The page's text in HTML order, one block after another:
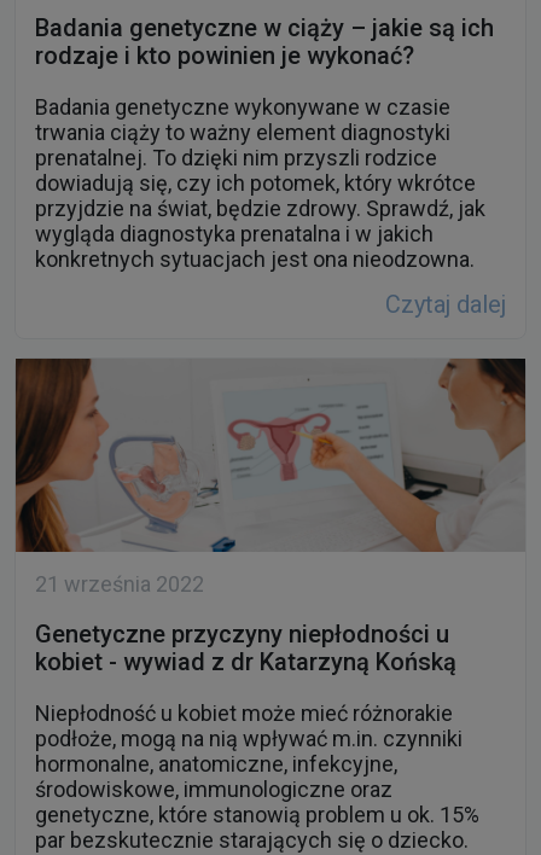
Badania genetyczne w ciąży – jakie są ich
rodzaje i kto powinien je wykonać?
Badania genetyczne wykonywane w czasie
trwania ciąży to ważny element diagnostyki
prenatalnej. To dzięki nim przyszli rodzice
dowiadują się, czy ich potomek, który wkrótce
przyjdzie na świat, będzie zdrowy. Sprawdź, jak
wygląda diagnostyka prenatalna i w jakich
konkretnych sytuacjach jest ona nieodzowna.
Czytaj dalej
21 września 2022
Genetyczne przyczyny niepłodności u
kobiet - wywiad z dr Katarzyną Końską
Niepłodność u kobiet może mieć różnorakie
podłoże, mogą na nią wpływać m.in. czynniki
hormonalne, anatomiczne, infekcyjne,
środowiskowe, immunologiczne oraz
genetyczne, które stanowią problem u ok. 15%
par bezskutecznie starających się o dziecko.